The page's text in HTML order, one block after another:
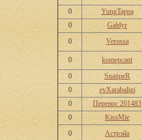
0
YungTappa
0
Galdyr
0
Verossa
0 komepcant
0
SnaiipeR
0
evXarabaligi
0
Перенос 201483
0
KissMie
0
Астрэйа